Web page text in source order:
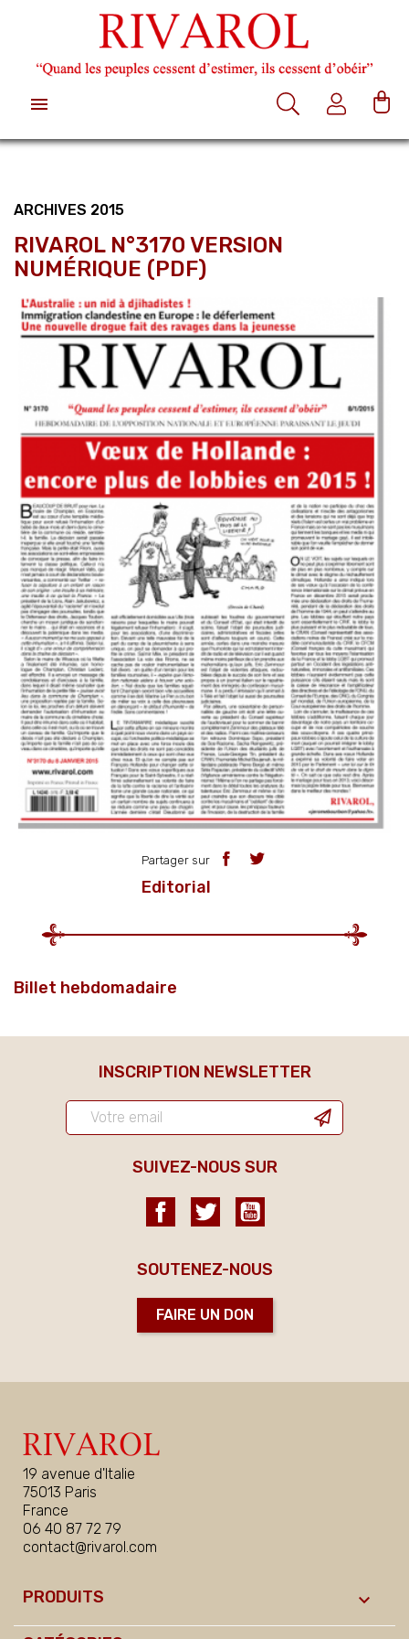

ARCHIVES 2015
RIVAROL N°3170 VERSION
NUMÉRIQUE (PDF)
Partager sur
Editorial
Billet hebdomadaire
INSCRIPTION NEWSLETTER
SUIVEZ-NOUS SUR
FacebookTwitter
SOUTENEZ-NOUS
FAIRE UN DON
19 avenue d'Italie
75013 Paris
France
06 40 87 72 79
contact@rivarol.com
PRODUITS 